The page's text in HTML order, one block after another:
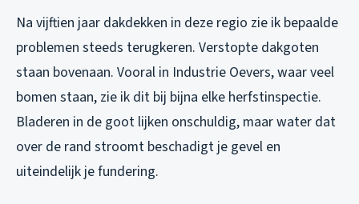
Na vijftien jaar dakdekken in deze regio zie ik bepaalde
problemen steeds terugkeren. Verstopte dakgoten
staan bovenaan. Vooral in Industrie Oevers, waar veel
bomen staan, zie ik dit bij bijna elke herfstinspectie.
Bladeren in de goot lijken onschuldig, maar water dat
over de rand stroomt beschadigt je gevel en
uiteindelijk je fundering.